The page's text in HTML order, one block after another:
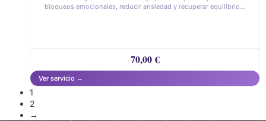
70,00€
bloqueos emocionales, reducir ansiedad y recuperar equilibrio…
1
2
→